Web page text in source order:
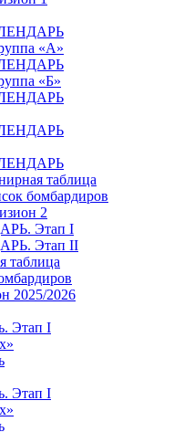
«А»
«Б»
таблица
бомбардиров
2
Этап I
Этап II
таблица
2025/2026
Этап I
Этап I